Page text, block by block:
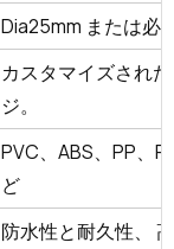
Dia25mm または必
カスタマイズされ
ジ。
PVC、ABS、PP、
ど
防水性と耐久性、